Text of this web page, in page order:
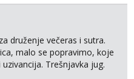
druženje večeras i sutra.
malo se popravimo, koje
Trešnjavka jug.